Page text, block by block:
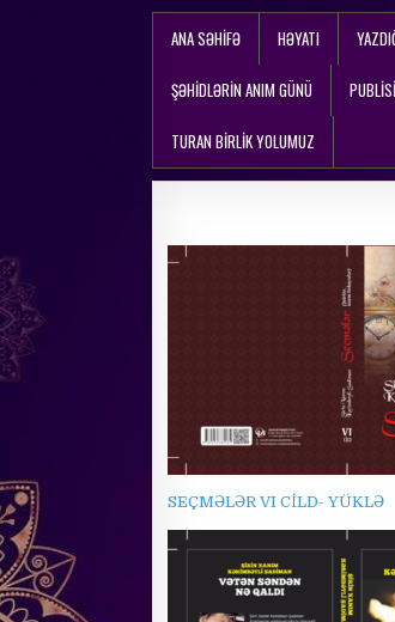
ANA SƏHIFƏ HƏYATI
ŞƏHİDLƏRİN ANIM GÜNÜ
TURAN BİRLİK YOLUMUZ
SEÇMƏLƏR VI CİLD- YÜKLƏ